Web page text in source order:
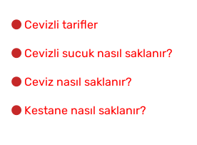
Cevizli tarifler
Cevizli sucuk nasıl saklanır?
Ceviz nasıl saklanır?
Kestane nasıl saklanır?